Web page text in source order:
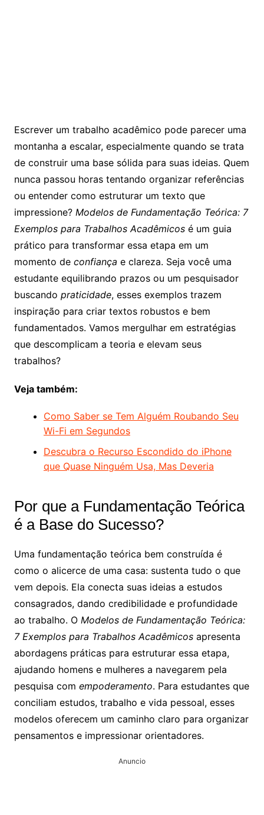
Escrever um trabalho acadêmico pode parecer uma
montanha a escalar, especialmente quando se trata
de construir uma base sólida para suas ideias. Quem
nunca passou horas tentando organizar referências
ou entender como estruturar um texto que
impressione? Modelos de Fundamentação Teórica: 7
Exemplos para Trabalhos Acadêmicosé um guia
prático para transformar essa etapa em um
momento de confiança e clareza. Seja você uma
estudante equilibrando prazos ou um pesquisador
buscando praticidade, esses exemplos trazem
inspiração para criar textos robustos e bem
fundamentados. Vamos mergulhar em estratégias
que descomplicam a teoria e elevam seus
trabalhos?
Veja também:
Como Saber se Tem Alguém Roubando Seu
Wi-Fi em Segundos
Descubra o Recurso Escondido do iPhone
que Quase Ninguém Usa, Mas Deveria
Por que a Fundamentação Teórica
é a Base do Sucesso?
Uma fundamentação teórica bem construída é
como o alicerce de uma casa: sustenta tudo o que
vem depois. Ela conecta suas ideias a estudos
consagrados, dando credibilidade e profundidade
ao trabalho. O Modelos de Fundamentação Teórica:
7 Exemplos para Trabalhos Acadêmicosapresenta
abordagens práticas para estruturar essa etapa,
ajudando homens e mulheres a navegarem pela
pesquisa com empoderamento. Para estudantes que
conciliam estudos, trabalho e vida pessoal, esses
modelos oferecem um caminho claro para organizar
pensamentos e impressionar orientadores.
Anuncio